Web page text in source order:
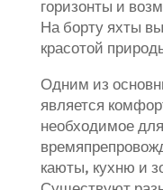
горизонты и
На борту яхты
красотой
Одним из
является
необходимое
каюты, кухню и